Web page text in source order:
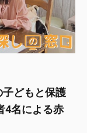
どもと保護
4名による赤